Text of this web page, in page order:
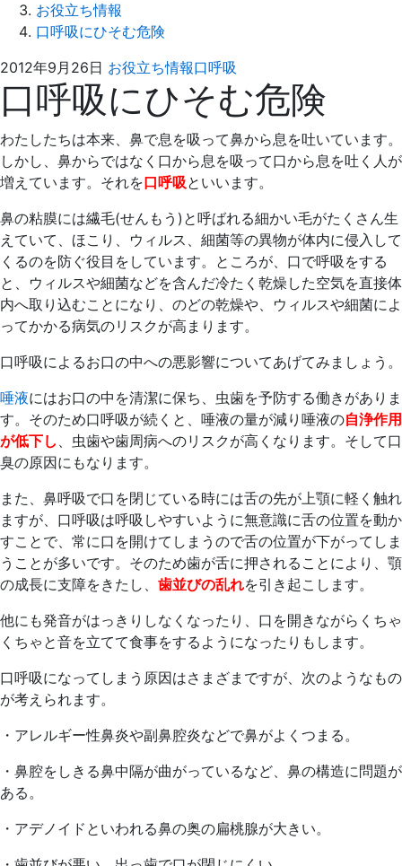
お役立ち情報
口呼吸にひそむ危険
2012年9月26日 お役立ち情報口呼吸
年
4
月
4
日
ば
た
歯
科
口呼吸にひそむ危険
わたしたちは本来、鼻で息を吸って鼻から息を吐いています。
しかし、鼻からではなく口から息を吸って口から息を吐く人が
増えています。それを口呼吸といいます。
鼻の粘膜には繊毛(せんもう)と呼ばれる細かい毛がたくさん生
えていて、ほこり、ウィルス、細菌等の異物が体内に侵入して
くるのを防ぐ役目をしています。ところが、口で呼吸をする
と、ウィルスや細菌などを含んだ冷たく乾燥した空気を直接体
内へ取り込むことになり、のどの乾燥や、ウィルスや細菌によ
ってかかる病気のリスクが高まります。
口呼吸によるお口の中への悪影響についてあげてみましょう。
唾液にはお口の中を清潔に保ち、虫歯を予防する働きがありま
す。そのため口呼吸が続くと、唾液の量が減り唾液の自浄作用
が低下し 、虫歯や歯周病へのリスクが高くなります。そして口
臭の原因にもなります。
また、鼻呼吸で口を閉じている時には舌の先が上顎に軽く触れ
ますが、口呼吸は呼吸しやすいように無意識に舌の位置を動か
すことで、常に口を開けてしまうので舌の位置が下がってしま
うことが多いです。そのため歯が舌に押されることにより、顎
の成長に支障をきたし、 歯並びの乱れを引き起こします。
他にも発音がはっきりしなくなったり、口を開きながらくちゃ
くちゃと音を立てて食事をするようになったりもします。
口呼吸になってしまう原因はさまざまですが、次のようなもの
が考えられます。
・アレルギー性鼻炎や副鼻腔炎などで鼻がよくつまる。
・鼻腔をしきる鼻中隔が曲がっているなど、鼻の構造に問題が
ある。
・アデノイドといわれる鼻の奥の扁桃腺が大きい。